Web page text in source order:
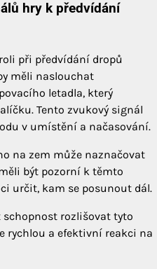
hry k předvídání
při předvídání dropů
měli naslouchat
letadla, který
Tento zvukový signál
v umístění a načasování.
na zem může naznačovat
být pozorní k těmto
určit, kam se posunout dál.
rozlišovat tyto
rychlou a efektivní reakci na